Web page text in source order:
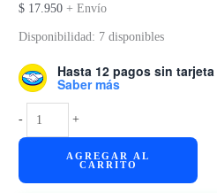
$ 17.950 + Envío
Disponibilidad: 7 disponibles
Hasta 12 pagos sin tarjeta
Saber más
-
Maquina
De
+
AGREGAR AL
CARRITO